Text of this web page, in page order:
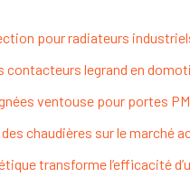
pour radiateurs
legrand en
ventouse pour portes
chaudières sur le marché
transforme l’efficacité